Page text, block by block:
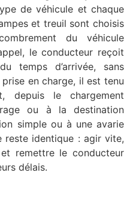
de véhicule et chaque
et treuil sont choisis
du véhicule
le conducteur reçoit
temps d’arrivée, sans
en charge, il est tenu
depuis le chargement
ou à la destination
simple ou à une avarie
reste identique : agir vite,
remettre le conducteur
délais.